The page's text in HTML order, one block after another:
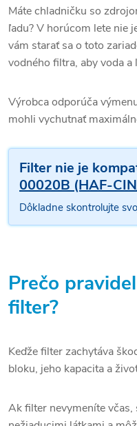
Máte chladničku so
ľadu? V horúcom lete nie
vám starať sa o toto
vodného filtra, aby voda a
Výrobca odporúča
mohli vychutnať
Filter nie je
00020B (HAF-
Dôkladne skontrolujte
Prečo
filter?
Keďže filterzachytáva
bloku, jeho kapacita a
Ak filter nevymeníte